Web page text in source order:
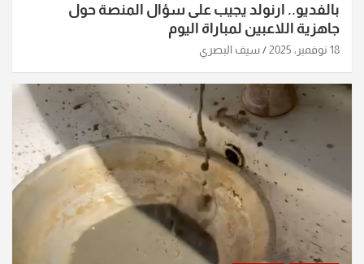
بالفديو.. ارنولد يجيب على سؤال المنصة حول
جاهزية اللاعبين لمباراة اليوم
18 نوفمبر، 2025 سيف البصري